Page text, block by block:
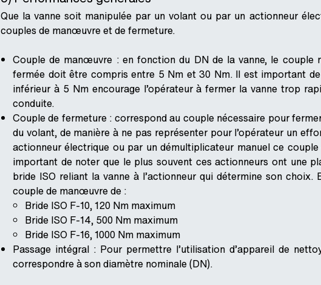
Que la vanne soit manipulée par un volant ou par un actionneur
couples de manœuvre et de fermeture.
Couple de manœuvre : en fonction du DN de la vanne, le
fermée doit être compris entre 5 Nm et 30 Nm. Il est important
inférieur à 5 Nm encourage l’opérateur à fermer la vanne trop
conduite.
Couple de fermeture : correspond au couple nécessaire pour
du volant, de manière à ne pas représenter pour l’opérateur un
actionneur électrique ou par un démultiplicateur manuel ce
important de noter que le plus souvent ces actionneurs ont une
bride ISO reliant la vanne à l’actionneur qui détermine son
couple de manœuvre de :
Bride ISO F-10, 120 Nm maximum
Bride ISO F-14, 500 Nm maximum
Bride ISO F-16, 1000 Nm maximum
Passage intégral : Pour permettre l’utilisation d’appareil de
correspondre à son diamètre nominale (DN).